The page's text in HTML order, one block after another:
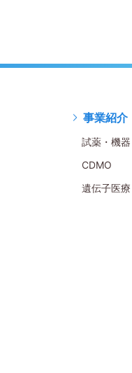
事業紹介
試薬・機器
CDMO
遺伝子医療